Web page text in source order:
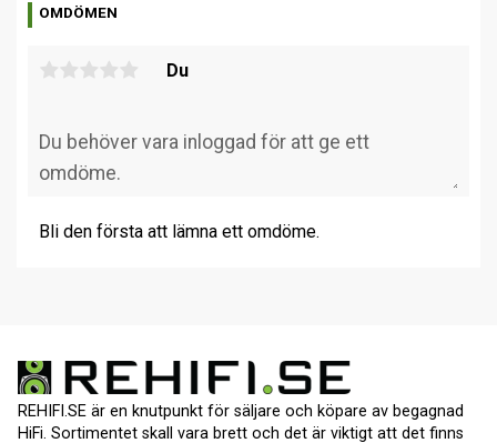
OMDÖMEN
Du
Bli den första att lämna ett omdöme.
REHIFI.SE är en knutpunkt för säljare och köpare av begagnad
HiFi. Sortimentet skall vara brett och det är viktigt att det finns